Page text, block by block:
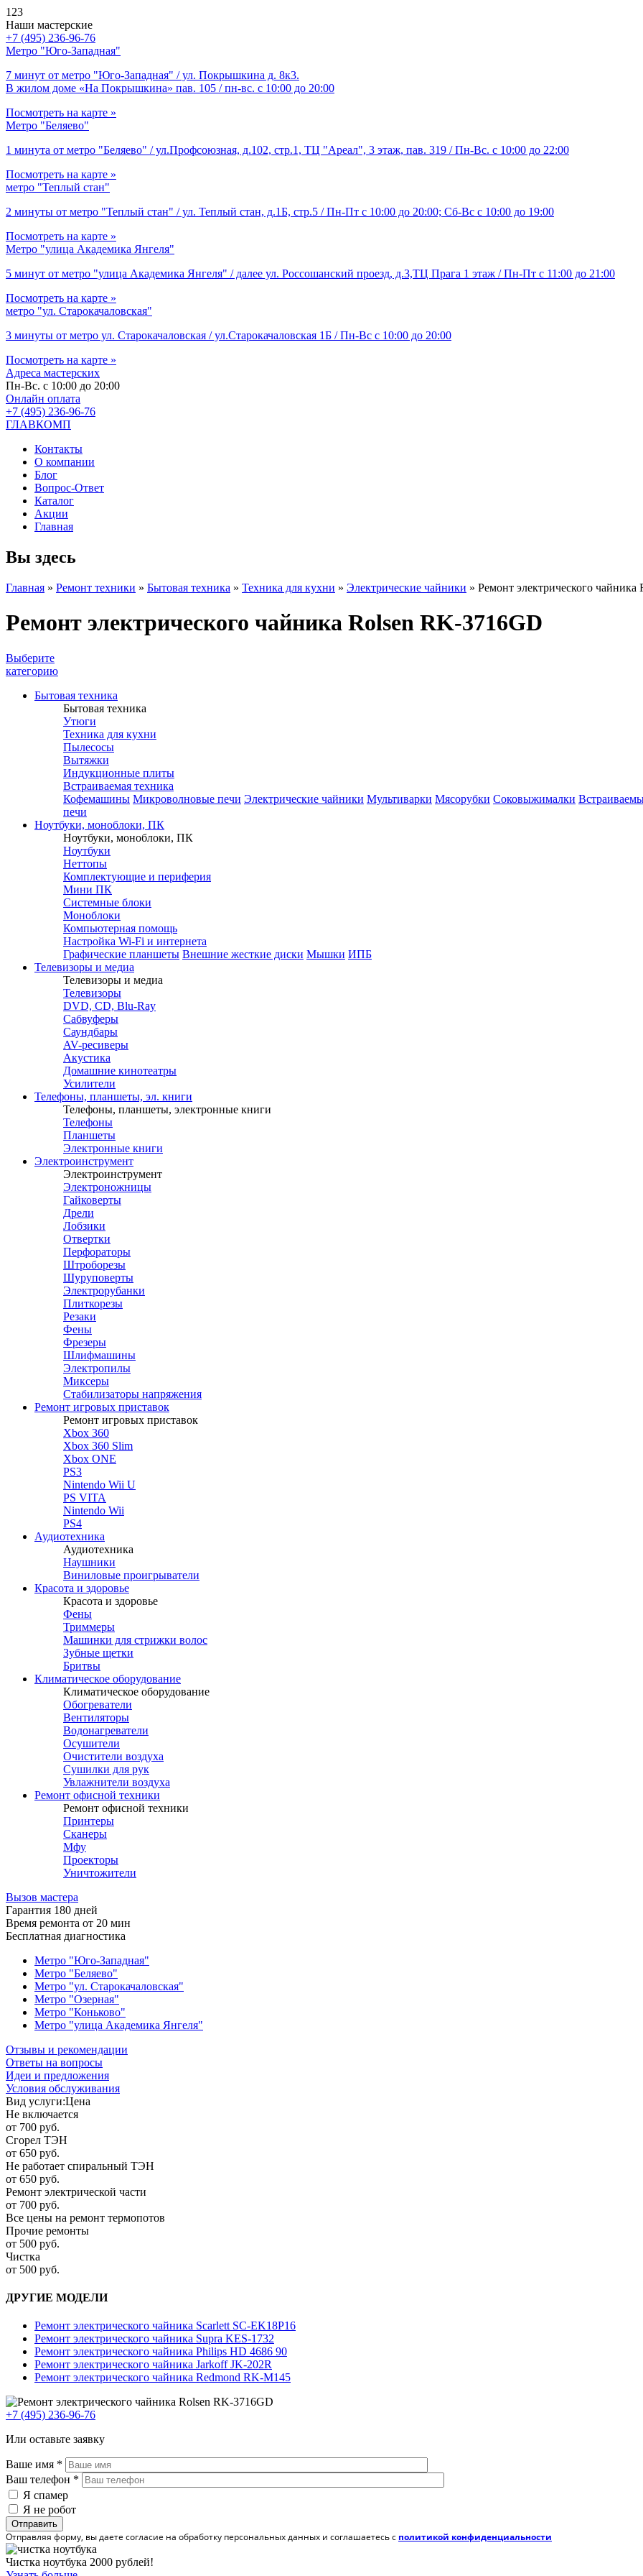
123
Наши мастерские
+7 (495) 236-96-76
Метро "Юго-Западная"
7 минут от метро "Юго-Западная" / ул. Покрышкина д. 8к3.
В жилом доме «На Покрышкина» пав. 105 / пн-вс. с 10:00 до 20:00
Посмотреть на карте »
Метро "Беляево"
1 минута от метро "Беляево" / ул.Профсоюзная, д.102, стр.1, ТЦ "Ареал", 3 этаж, пав. 319 / Пн-Вс. с 10:00 до 22:00
Посмотреть на карте »
метро "Теплый стан"
2 минуты от метро "Теплый стан" / ул. Теплый стан, д.1Б, стр.5 / Пн-Пт с 10:00 до 20:00; Сб-Вс с 10:00 до 19:00
Посмотреть на карте »
Метро "улица Академика Янгеля"
5 минут от метро "улица Академика Янгеля" / далее ул. Россошанский проезд, д.3,ТЦ Прага 1 этаж / Пн-Пт с 11:00 до 21:00
Посмотреть на карте »
метро "ул. Старокачаловская"
3 минуты от метро ул. Старокачаловская / ул.Старокачаловская 1Б / Пн-Вс с 10:00 до 20:00
Посмотреть на карте »
Адреса мастерских
Пн-Вс. с 10:00 до 20:00
Онлайн оплата
+7 (495) 236-96-76
ГЛАВКОМП
Контакты
О компании
Блог
Вопрос-Ответ
Каталог
Акции
Главная
Вы здесь
Главная » Ремонт техники » Бытовая техника » Техника для кухни » Электрические чайники » Ремонт электрического
Ремонт электрического чайника Rolsen RK-3716GD
Выберите
категорию
Бытовая техника
Бытовая техника
Утюги
Техника для кухни
Пылесосы
Вытяжки
Индукционные плиты
Встраиваемая техника
Кофемашины Микроволновые печи Электрические чайники Мультиварки Мясорубки Соковыжималки
печи
Ноутбуки, моноблоки, ПК
Ноутбуки, моноблоки, ПК
Ноутбуки
Неттопы
Комплектующие и периферия
Мини ПК
Системные блоки
Моноблоки
Компьютерная помощь
Настройка Wi-Fi и интернета
Графические планшеты Внешние жесткие диски Мышки ИПБ
Телевизоры и медиа
Телевизоры и медиа
Телевизоры
DVD, CD, Blu-Ray
Сабвуферы
Саундбары
AV-ресиверы
Акустика
Домашние кинотеатры
Усилители
Телефоны, планшеты, эл. книги
Телефоны, планшеты, электронные книги
Телефоны
Планшеты
Электронные книги
Электроинструмент
Электроинструмент
Электроножницы
Гайковерты
Дрели
Лобзики
Отвертки
Перфораторы
Штроборезы
Шуруповерты
Электрорубанки
Плиткорезы
Резаки
Фены
Фрезеры
Шлифмашины
Электропилы
Миксеры
Стабилизаторы напряжения
Ремонт игровых приставок
Ремонт игровых приставок
Xbox 360
Xbox 360 Slim
Xbox ONE
PS3
Nintendo Wii U
PS VITA
Nintendo Wii
PS4
Аудиотехника
Аудиотехника
Наушники
Виниловые проигрыватели
Красота и здоровье
Красота и здоровье
Фены
Триммеры
Машинки для стрижки волос
Зубные щетки
Бритвы
Климатическое оборудование
Климатическое оборудование
Обогреватели
Вентиляторы
Водонагреватели
Осушители
Очистители воздуха
Сушилки для рук
Увлажнители воздуха
Ремонт офисной техники
Ремонт офисной техники
Принтеры
Сканеры
Мфу
Проекторы
Уничтожители
Вызов мастера
Гарантия 180 дней
Время ремонта от 20 мин
Бесплатная диагностика
Метро "Юго-Западная"
Метро "Беляево"
Метро "ул. Старокачаловская"
Метро "Озерная"
Метро "Коньково"
Метро "улица Академика Янгеля"
Отзывы и рекомендации
Ответы на вопросы
Идеи и предложения
Условия обслуживания
Вид услуги:Цена
Не включается
от 700 руб.
Сгорел ТЭН
от 650 руб.
Не работает спиральный ТЭН
от 650 руб.
Ремонт электрической части
от 700 руб.
Все цены на ремонт термопотов
Прочие ремонты
от 500 руб.
Чистка
от 500 руб.
ДРУГИЕ МОДЕЛИ
Ремонт электрического чайника Scarlett SC-EK18P16
Ремонт электрического чайника Supra KES-1732
Ремонт электрического чайника Philips HD 4686 90
Ремонт электрического чайника Jarkoff JK-202R
Ремонт электрического чайника Redmond RK-M145
+7 (495) 236-96-76
Или оставьте заявку
Ваше имя *
Ваш телефон *
Я спамер
Я не робот
Отправляя форму, вы даете согласие на обработку персональных данных и соглашаетесь c политикой конфиденциальности
Чистка ноутбука 2000 рублей!